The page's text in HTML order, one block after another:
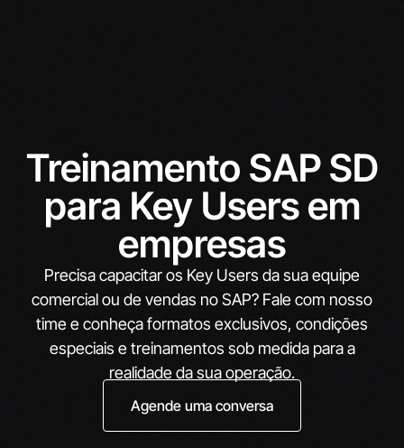
Treinamento SAP SD
para Key Users em
empresas
Precisa capacitar os Key Users da sua equipe
comercial ou de vendas no SAP? Fale com nosso
time e conheça formatos exclusivos, condições
especiais e treinamentos sob medida para a
realidade da sua operação.
Agende uma conversa